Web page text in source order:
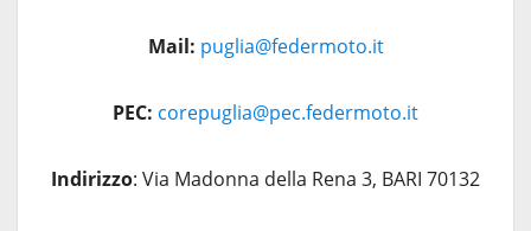
Mail: puglia@federmoto.it
PEC: corepuglia@pec.federmoto.it
Indirizzo: Via Madonna della Rena 3, BARI 70132